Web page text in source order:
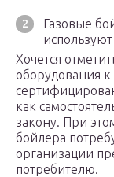
Газовые
Хочется
оборудования
как
закону. При
бойлера
организации
потребителю.